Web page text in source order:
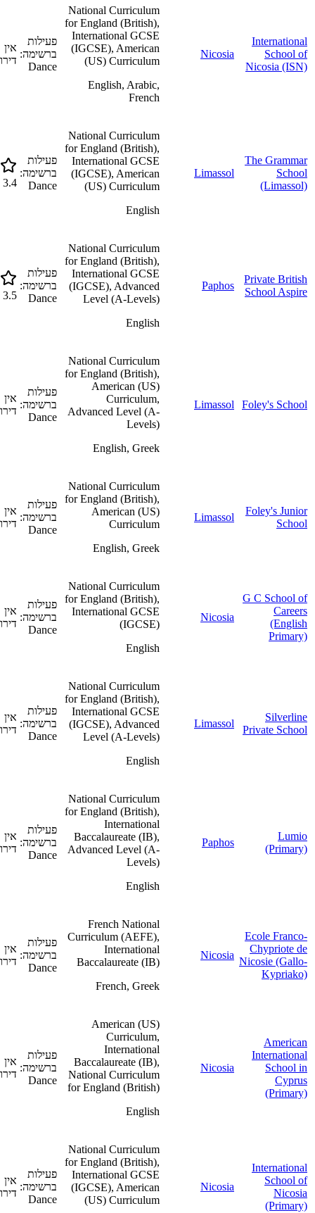
International
School of
Nicosia (ISN)
Nicosia
National Curriculum
for England (British),
International GCSE
(IGCSE), American
(US) Curriculum
English, Arabic,
French
פעילות
ברשימה:
Dance
אין
דירוג
The Grammar
School
(Limassol)
Limassol
National Curriculum
for England (British),
International GCSE
(IGCSE), American
(US) Curriculum
English
פעילות
ברשימה:
Dance
3.4
Private British
School Aspire
Paphos
National Curriculum
for England (British),
International GCSE
(IGCSE), Advanced
Level (A-Levels)
English
פעילות
ברשימה:
Dance
3.5
Foley's School
Limassol
National Curriculum
for England (British),
American (US)
Curriculum,
Advanced Level (A-
Levels)
English, Greek
פעילות
ברשימה:
Dance
אין
דירוג
Foley's Junior
School
Limassol
National Curriculum
for England (British),
American (US)
Curriculum
English, Greek
פעילות
ברשימה:
Dance
אין
דירוג
G C School of
Careers
(English
Primary)
Nicosia
National Curriculum
for England (British),
International GCSE
(IGCSE)
English
פעילות
ברשימה:
Dance
אין
דירוג
Silverline
Private School
Limassol
National Curriculum
for England (British),
International GCSE
(IGCSE), Advanced
Level (A-Levels)
English
פעילות
ברשימה:
Dance
אין
דירוג
Lumio
(Primary)
Paphos
National Curriculum
for England (British),
International
Baccalaureate (IB),
Advanced Level (A-
Levels)
English
פעילות
ברשימה:
Dance
אין
דירוג
Ecole Franco-
Chypriote de
Nicosie (Gallo-
Kypriako)
Nicosia
French National
Curriculum (AEFE),
International
Baccalaureate (IB)
French, Greek
פעילות
ברשימה:
Dance
אין
דירוג
American
International
School in
Cyprus
(Primary)
Nicosia
American (US)
Curriculum,
International
Baccalaureate (IB),
National Curriculum
for England (British)
English
פעילות
ברשימה:
Dance
אין
דירוג
International
School of
Nicosia
(Primary)
Nicosia
National Curriculum
for England (British),
International GCSE
(IGCSE), American
(US) Curriculum
פעילות
ברשימה:
Dance
אין
דירוג